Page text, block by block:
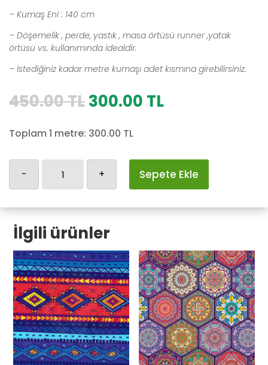
– Kumaş Eni : 140 cm
– Döşemelik , perde, yastık , masa örtüsü runner ,yatak
örtüsü vs. kullanımında idealdir.
– İstediğiniz kadar metre kumaşı adet kısmına girebilirsiniz.
450.00TLOrijinal
450.00 TL.
300.00 TLŞu
Toplam 1 metre: 300.00 TL
- + Sepete Ekle
İlgili ürünler